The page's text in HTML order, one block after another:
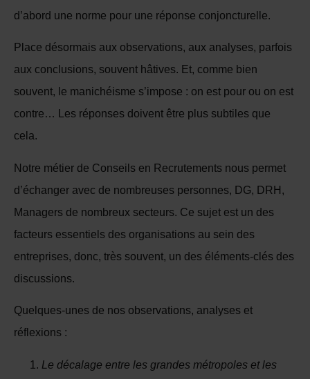
d’abord une norme pour une réponse conjoncturelle.
Place désormais aux observations, aux analyses, parfois
aux conclusions, souvent hâtives. Et, comme bien
souvent, le manichéisme s’impose : on est pour ou on est
contre… Les réponses doivent être plus subtiles que
cela.
Notre métier de Conseils en Recrutements nous permet
d’échanger avec de nombreuses personnes, DG, DRH,
Managers de nombreux secteurs. Ce sujet est un des
facteurs essentiels des organisations au sein des
entreprises, donc, très souvent, un des éléments-clés des
discussions.
Quelques-unes de nos observations, analyses et
réflexions :
Le décalage entre les grandes métropoles et les